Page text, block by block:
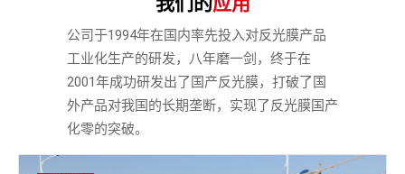
公司于1994年在国内率先投入对反光膜产品
工业化生产的研发，八年磨一剑，终于在
2001年成功研发出了国产反光膜，打破了国
外产品对我国的长期垄断，实现了反光膜国产
化零的突破。